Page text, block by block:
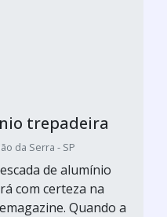
trepadeira
da Serra - SP
de alumínio
com certeza na
Quando a